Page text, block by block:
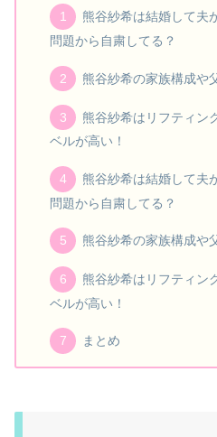
熊谷紗希は結婚して夫
問題から自粛してる？
熊谷紗希の家族構成や
熊谷紗希はリフティン
ベルが高い！
熊谷紗希は結婚して夫
問題から自粛してる？
熊谷紗希の家族構成や
熊谷紗希はリフティン
ベルが高い！
まとめ